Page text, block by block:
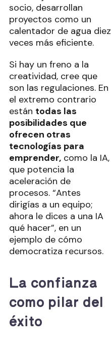
socio, desarrollan
proyectos como un
calentador de agua diez
veces más eficiente.
Si hay un freno a la
creatividad, cree que
son las regulaciones. En
el extremo contrario
están todas las
posibilidades que
ofrecen otras
tecnologías para
emprender,como la IA,
que potencia la
aceleración de
procesos. “Antes
dirigías a un equipo;
ahora le dices a una IA
qué hacer”, en un
ejemplo de cómo
democratiza recursos.
La confianza
como pilar del
éxito